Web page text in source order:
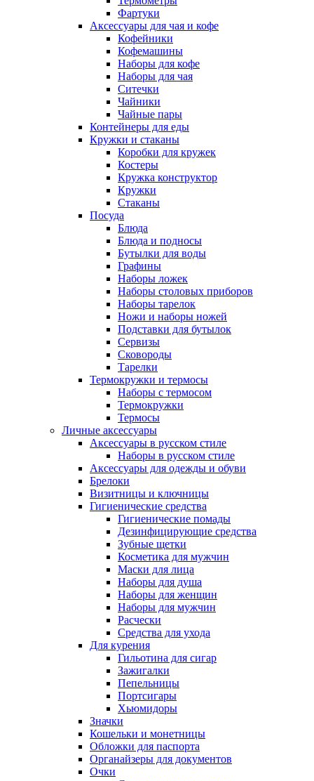
Фартуки
Аксессуары для чая и кофе
Кофейники
Кофемашины
Наборы для кофе
Наборы для чая
Ситечки
Чайники
Чайные пары
Контейнеры для еды
Кружки и стаканы
Коробки для кружек
Костеры
Кружка конструктор
Кружки
Стаканы
Посуда
Блюда
Блюда и подносы
Бутылки для воды
Графины
Наборы ложек
Наборы столовых приборов
Наборы тарелок
Ножи и наборы ножей
Подставки для бутылок
Сервизы
Сковороды
Тарелки
Термокружки и термосы
Наборы с термосом
Термокружки
Термосы
Личные аксессуары
Аксессуары в русском стиле
Наборы в русском стиле
Аксессуары для одежды и обуви
Брелоки
Визитницы и ключницы
Гигиенические средства
Гигиенические помады
Дезинфицирующие средства
Зубные щетки
Косметика для мужчин
Маски для лица
Наборы для душа
Наборы для женщин
Наборы для мужчин
Расчески
Средства для ухода
Для курения
Гильотина для сигар
Зажигалки
Пепельницы
Портсигары
Хьюмидоры
Значки
Кошельки и монетницы
Обложки для паспорта
Органайзеры для документов
Очки